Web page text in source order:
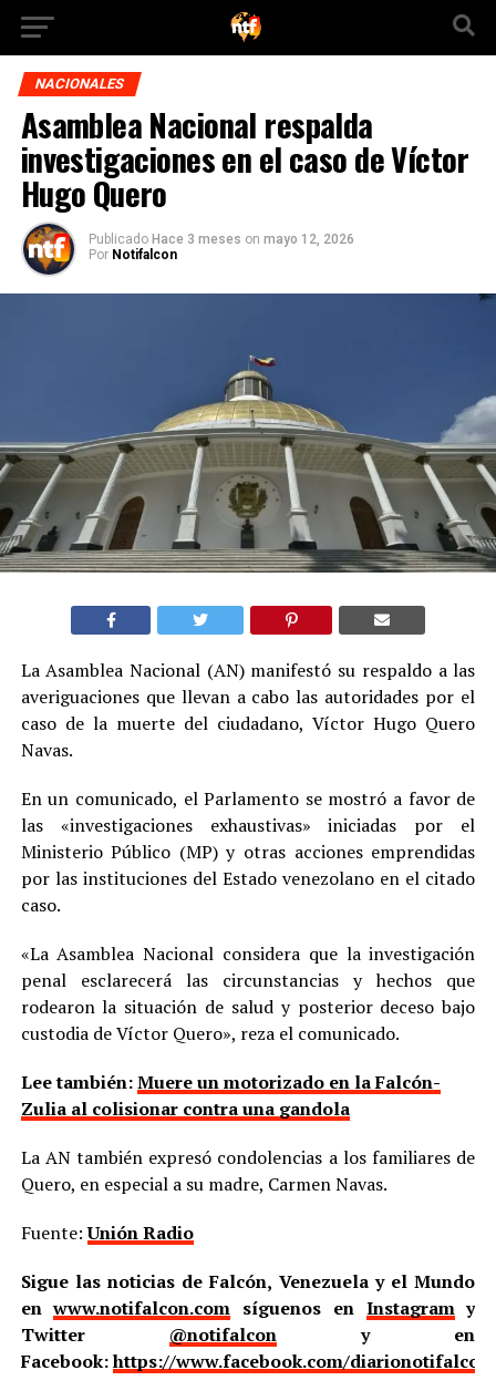
NACIONALES
Asamblea Nacional respalda
investigaciones en el caso de Víctor
Hugo Quero
Publicado Hace 3 meses on mayo 12, 2026
Por Notifalcon
La Asamblea Nacional (AN) manifestó su respaldo a las
averiguaciones que llevan a cabo las autoridades por el
caso de la muerte del ciudadano, Víctor Hugo Quero
Navas.
En un comunicado, el Parlamento se mostró a favor de
las «investigaciones exhaustivas» iniciadas por el
Ministerio Público (MP) y otras acciones emprendidas
por las instituciones del Estado venezolano en el citado
caso.
«La Asamblea Nacional considera que la investigación
penal esclarecerá las circunstancias y hechos que
rodearon la situación de salud y posterior deceso bajo
custodia de Víctor Quero», reza el comunicado.
Lee también:Muere un motorizado en la Falcón-
Zulia al colisionar contra una gandola
La AN también expresó condolencias a los familiares de
Quero, en especial a su madre, Carmen Navas.
Fuente:Unión Radio
Sigue las noticias de Falcón, Venezuela y el Mundo
enwww.notifalcon.com síguenos en Instagramy
Twitter @notifalcony en
Facebook:https://www.facebook.com/